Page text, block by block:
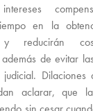
en la
y reducirán
de evitar
Dilaciones
aclarar, que